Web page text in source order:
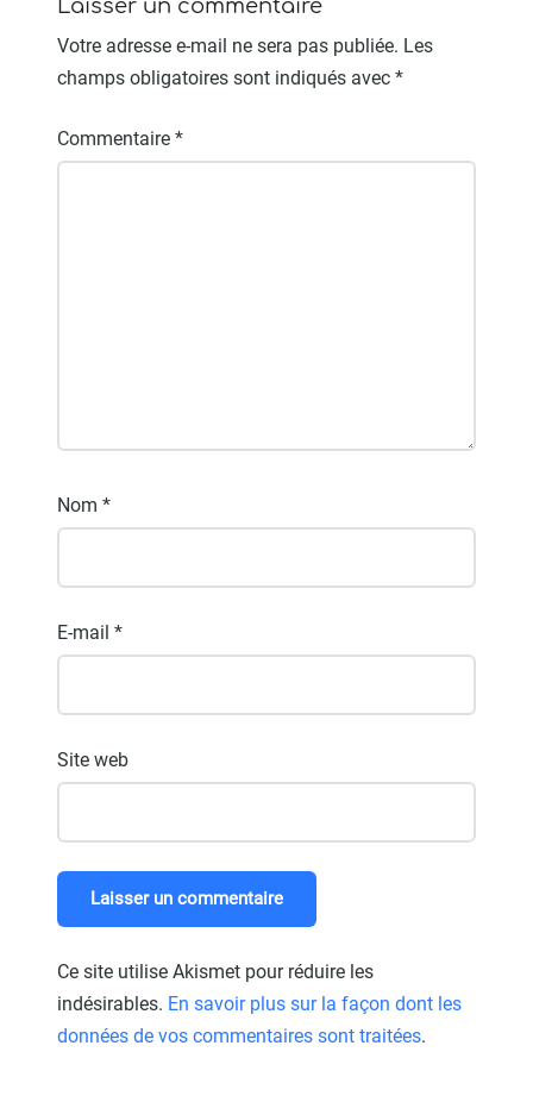
Laisser un commentaire
Votre adresse e-mail ne sera pas publiée. Les
champs obligatoires sont indiqués avec *
Commentaire *
Nom *
E-mail *
Site web
Ce site utilise Akismet pour réduire les
indésirables. En savoir plus sur la façon dont les
données de vos commentaires sont traitées.